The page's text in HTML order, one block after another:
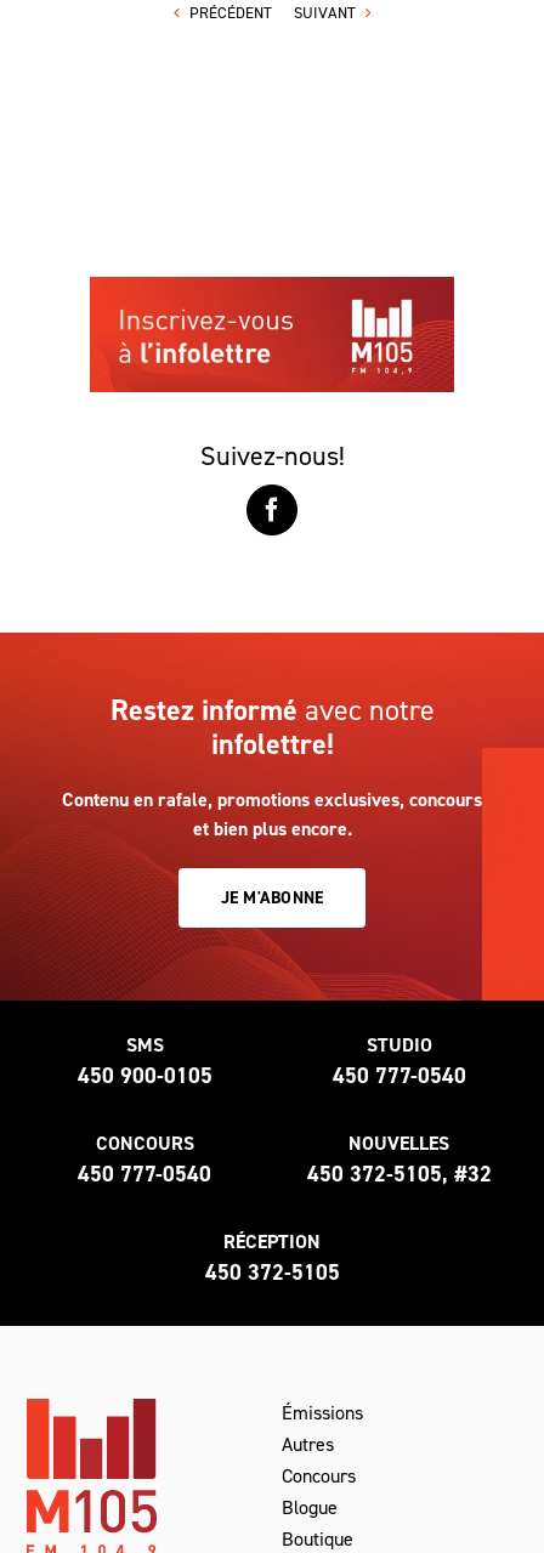
PRÉCÉDENT SUIVANT
Suivez-nous!
Restez informé avec notre
infolettre!
Contenu en rafale, promotions exclusives, concours
et bien plus encore.
JE M'ABONNE
SMS
450 900-0105
STUDIO
450 777-0540
CONCOURS
450 777-0540
NOUVELLES
450 372-5105, #32
RÉCEPTION
450 372-5105
Émissions
Autres
Concours
Blogue
Boutique